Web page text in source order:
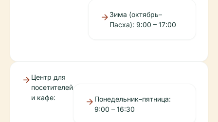
Зима (октябрь–
Пасха): 9:00 – 17:00
Центр для
посетителей
и кафе:
Понедельник–пятница:
9:00 – 16:30